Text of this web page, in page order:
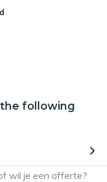
following